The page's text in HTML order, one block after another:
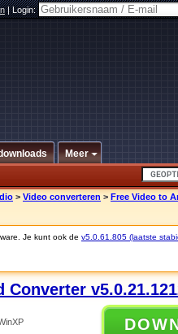
|Login:
Meer
> Video converteren > Free Video to
Je kunt ook de v5.0.61.805 (laatste
Converter